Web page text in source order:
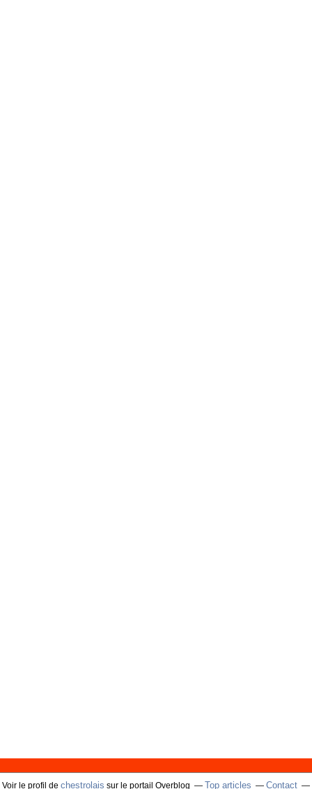
Voir le profil de chestrolais sur le portail Overblog Top articles Contact